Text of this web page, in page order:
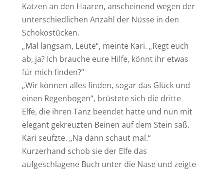
Katzen an den Haaren, anscheinend wegen der
unterschiedlichen Anzahl der Nüsse in den
Schokostücken.
„Mal langsam, Leute“, meinte Kari. „Regt euch
ab, ja? Ich brauche eure Hilfe, könnt ihr etwas
für mich finden?“
„Wir können alles finden, sogar das Glück und
einen Regenbogen“, brüstete sich die dritte
Elfe, die ihren Tanz beendet hatte und nun mit
elegant gekreuzten Beinen auf dem Stein saß.
Kari seufzte. „Na dann schaut mal.“
Kurzerhand schob sie der Elfe das
aufgeschlagene Buch unter die Nase und zeigte